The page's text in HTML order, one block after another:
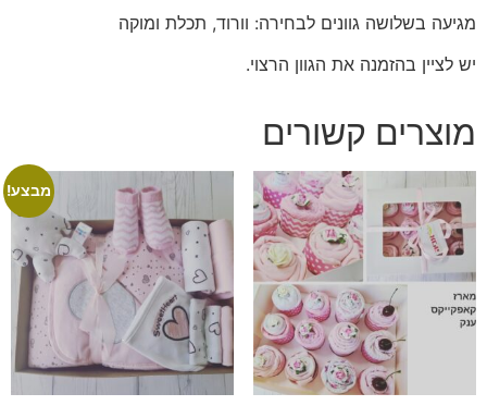
מגיעה בשלושה גוונים לבחירה: וורוד, תכלת ומוקה
יש לציין בהזמנה את הגוון הרצוי.
מוצרים קשורים
מבצע!